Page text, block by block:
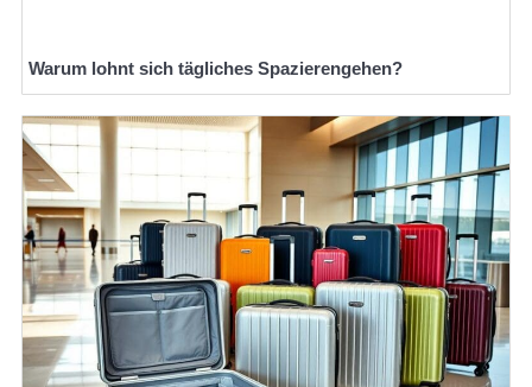
Warum lohnt sich tägliches Spazierengehen?